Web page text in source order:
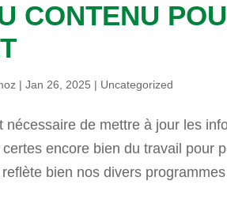
CONTENU
|Jan 26, 2025 | Uncategorized
nécessaire de mettre à jour les
encore bien du travail pour
bien nos divers